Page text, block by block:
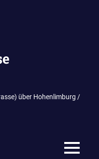
über Hohenlimburg /
MENU